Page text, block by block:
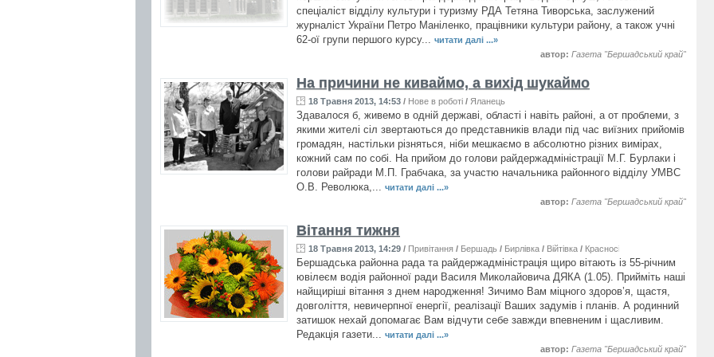
спеціаліст відділу культури і туризму РДА Тетяна Тиворська, заслужений
журналіст України Петро Маніленко, працівники культури району, а також учні
62-ої групи першого курсу... читати далі ...»
автор: Газета "Бершадський край"
На причини не киваймо, а вихід шукаймо
18 Травня 2013, 14:53 / Нове в роботі / Яланець
Здавалося б, живемо в одній державі, області і навіть районі, а от проблеми, з
якими жителі сіл звертаються до представників влади під час виїзних прийомів
громадян, настільки різняться, ніби мешкаємо в абсолютно різних вимірах,
кожний сам по собі. На прийом до голови райдержадміністрації М.Г. Бурлаки і
голови райради М.П. Грабчака, за участю начальника районного відділу УМВС
О.В. Революка,... читати далі ...»
автор: Газета "Бершадський край"
Вітання тижня
18 Травня 2013, 14:29 / Привітання / Бершадь / Бирлівка / Війтівка / Красносілка
Бершадська районна рада та райдержадміністрація щиро вітають із 55-річним
ювілеєм водія районної ради Василя Миколайовича ДЯКА (1.05). Прийміть наші
найщиріші вітання з днем народження! Зичимо Вам міцного здоров’я, щастя,
довголіття, невичерпної енергії, реалізації Ваших задумів і планів. А родинний
затишок нехай допомагає Вам відчути себе завжди впевненим і щасливим.
Редакція газети... читати далі ...»
автор: Газета "Бершадський край"